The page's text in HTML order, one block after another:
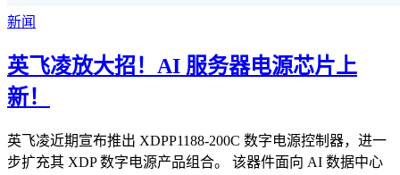
新闻
英飞凌放大招！AI 服务器电源芯片上
新！
英飞凌近期宣布推出 XDPP1188-200C 数字电源控制器，进一
步扩充其 XDP 数字电源产品组合。 该器件面向 AI 数据中心